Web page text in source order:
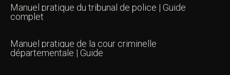
Manuel pratique du tribunal de police | Guide
complet
Manuel pratique de la cour criminelle
départementale | Guide